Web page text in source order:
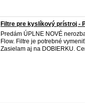
Filtre pre kyslíkový prístroj -
Predám ÚPLNE NOVÉ
Flow. Filtre je potrebné
Zasielam aj na DOBIERKU.